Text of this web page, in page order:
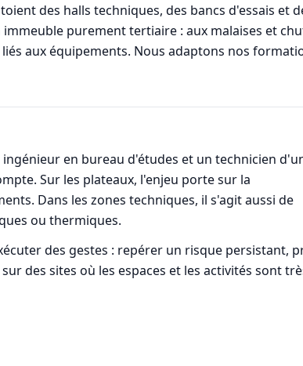
des halls techniques, des bancs d'essais et
purement tertiaire : aux malaises et
aux équipements. Nous adaptons nos
en bureau d'études et un technicien
Sur les plateaux, l'enjeu porte sur la
Dans les zones techniques, il s'agit aussi de
ou thermiques.
des gestes : repérer un risque persistant,
des sites où les espaces et les activités sont